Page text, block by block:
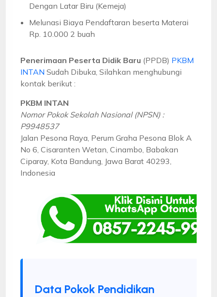
Dengan Latar Biru (Kemeja)
Melunasi Biaya Pendaftaran beserta Materai
Rp. 10.000 2 buah
Penerimaan Peserta Didik Baru (PPDB) PKBM
INTAN Sudah Dibuka, Silahkan menghubungi
kontak berikut :
PKBM INTAN
Nomor Pokok Sekolah Nasional (NPSN) :
P9948537
Jalan Pesona Raya, Perum Graha Pesona Blok A
No 6, Cisaranten Wetan, Cinambo, Babakan
Ciparay, Kota Bandung, Jawa Barat 40293,
Indonesia
Data Pokok Pendidikan